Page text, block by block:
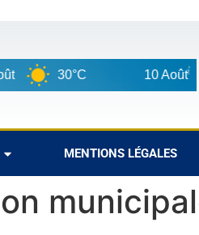
30°C 10 Août
MENTIONS LÉGALES